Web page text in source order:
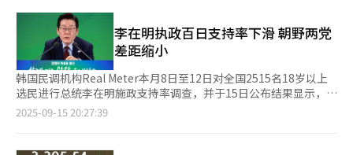
等。 李在明政府已设定一个宏大目标——实现KOSPI指数突破5000
点大关。为此，政府正在推进改革资本利得税制度、打击不公平交
易行为、吸引外国投资等一系列政策。 但也有观点指出，股市的
波动不仅取决于企业业绩或经济指标等客观数据，更受投资者期
待、恐惧等情绪左右。因此，要想开启KOSPI 5000时代，李在明
及执政党必须展现坚定不移的决心与一致的政策信号。
3.8%；出口数量指数（121.98）与出口金额指数（135）则分别上
涨5.4%和2%。 净商品交易条件指数同比上升2.9%至94.48，实现
连续26个月同比上涨。此外，收入贸易条件指数同比提升8.5%至
115.25，主要得益于净交易条件指数（2.9%）和出口物量指数
（5.4%）的同步上涨。
革。1953年制定的《劳动基准法》最初规定为“每日8小时、每周
6日”，即合计每周48小时，此后这一制度长期未变。直到1989
年，劳动时间首次缩短为每周44小时，并在2003年进一步压缩至
每周40小时。 2004年7月，韩国正式引入每周五天工作制，率先
在公共机构施行。经历多年的争论与试点后，这一制度到2012年
才在制造业等行业全面普及，成为现行制度的基础。 李在明政府
成立后，正式启动每周4.5天工作制的分阶段实施，并在明年预算
案中安排了相关支扶持资金。根据方案，实施该制度的中小企业将
元），企业每新聘一名员工可获最高80万韩元的补贴。 李在明推
李在明执政百日支持率下滑 朝野两党
差距缩小
韩国民调机构Real Meter本月8日至12日对全国2515名18岁以上
选民进行总统李在明施政支持率调查，并于15日公布结果显示，李
在明施政好评率为54.5%，较上周下降1.5个百分点；差评率为
2025-09-15 20:27:39